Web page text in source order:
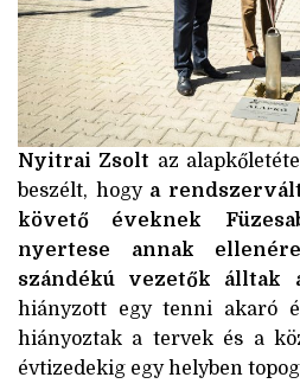
Nyitrai Zsolt az
beszélt, hogy a
követő éveknek
nyertese annak
szándékú vezetők álltak
hiányzott egy tenni akaró
hiányoztak a tervek és a
évtizedekig egy helyben